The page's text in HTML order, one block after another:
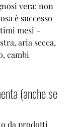
vera: non
è successo
mesi -
aria secca,
cambi
(anche se
da prodotti